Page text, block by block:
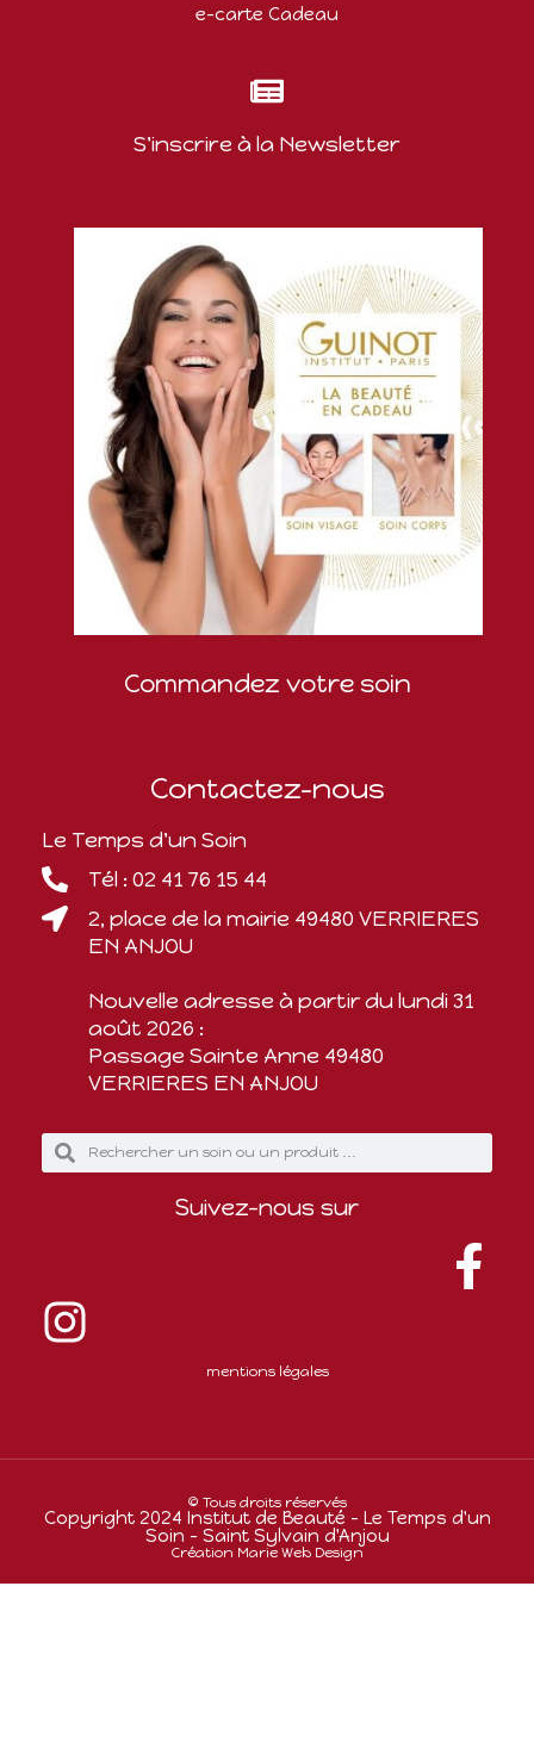
e-carte Cadeau
S'inscrire à la Newsletter
Commandez votre soin
Contactez-nous
Le Temps d'un Soin
Tél : 02 41 76 15 44
2, place de la mairie 49480 VERRIERES
EN ANJOU
Nouvelle adresse à partir du lundi 31
août 2026 :
Passage Sainte Anne 49480
VERRIERES EN ANJOU
Suivez-nous sur
mentions légales
© Tous droits réservés
Copyright 2024 Institut de Beauté - Le Temps d'un
Soin - Saint Sylvain d'Anjou
Création Marie Web Design